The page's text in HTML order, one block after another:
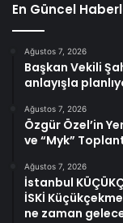
En Güncel
Ağustos 7, 2026
Başkan Vekili
anlayışla
Ağustos 7, 2026
Özgür Özel’in
ve “Myk”
Ağustos 7, 2026
İstanbul
İSKİ
ne zaman